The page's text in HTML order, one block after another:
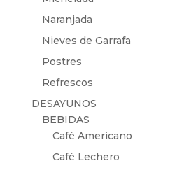
Naranjada
Nieves de Garrafa
Postres
Refrescos
DESAYUNOS
BEBIDAS
Café Americano
Café Lechero